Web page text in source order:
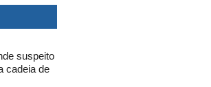
suspeito
cadeia de